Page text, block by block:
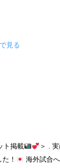
見る
ト掲載
＞ .
！
海外試合